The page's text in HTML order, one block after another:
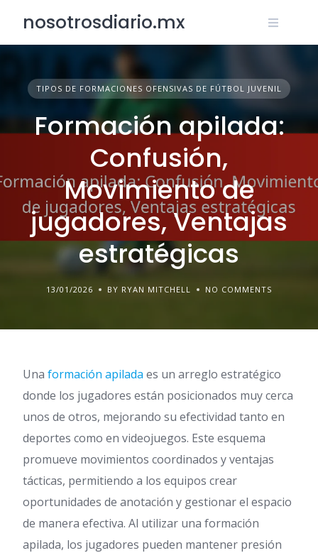
content
nosotrosdiario.mx
TIPOS DE FORMACIONES OFENSIVAS DE FÚTBOL JUVENIL
Formación apilada:
Confusión,
Movimiento de
jugadores, Ventajas
estratégicas
13/01/2026 BY RYAN MITCHELL NO COMMENTS
Una formación apilada es un arreglo estratégico
donde los jugadores están posicionados muy cerca
unos de otros, mejorando su efectividad tanto en
deportes como en videojuegos. Este esquema
promueve movimientos coordinados y ventajas
tácticas, permitiendo a los equipos crear
oportunidades de anotación y gestionar el espacio
de manera efectiva. Al utilizar una formación
apilada, los jugadores pueden mantener presión